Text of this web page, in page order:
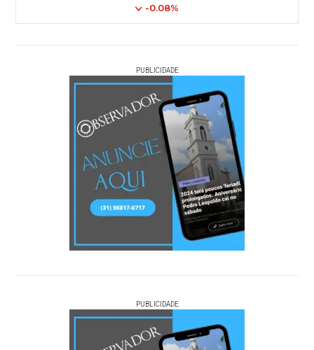
-0.08%
PUBLICIDADE
PUBLICIDADE